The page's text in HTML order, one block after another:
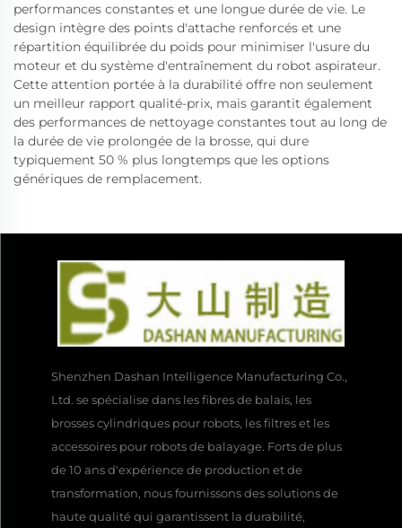
performances constantes et une longue durée de vie. Le
design intègre des points d'attache renforcés et une
répartition équilibrée du poids pour minimiser l'usure du
moteur et du système d'entraînement du robot aspirateur.
Cette attention portée à la durabilité offre non seulement
un meilleur rapport qualité-prix, mais garantit également
des performances de nettoyage constantes tout au long de
la durée de vie prolongée de la brosse, qui dure
typiquement 50 % plus longtemps que les options
génériques de remplacement.
Shenzhen Dashan Intelligence Manufacturing Co.,
Ltd. se spécialise dans les fibres de balais, les
brosses cylindriques pour robots, les filtres et les
accessoires pour robots de balayage. Forts de plus
de 10 ans d'expérience de production et de
transformation, nous fournissons des solutions de
haute qualité qui garantissent la durabilité,